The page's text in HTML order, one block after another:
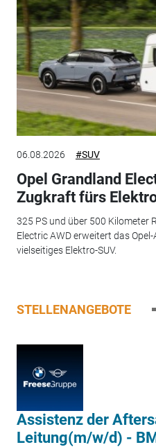
06.08.2026 #SUV
Opel Grandland
Zugkraft fürs
325 PS und über 500 Kilometer
Electric AWD erweitert das
vielseitiges Elektro-SUV.
STELLENANGEBOTE
Assistenz der
Leitung(m/w/d) -